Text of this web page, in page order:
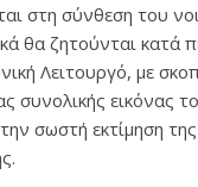
στη σύνθεση του
θα ζητούνται κατά
Λειτουργό, με
συνολικής εικόνας
σωστή εκτίμηση